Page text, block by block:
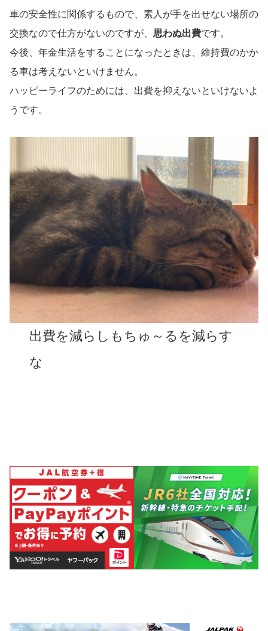
車の安全性に関係するもので、素人が手を出せない場所の
交換なので仕方がないのですが、 思わぬ出費です。
今後、年金生活をすることになったときは、維持費のかか
る車は考えないといけません。
ハッピーライフのためには、出費を抑えないといけないよ
うです。
出費を減らしもちゅ～るを減らす
な